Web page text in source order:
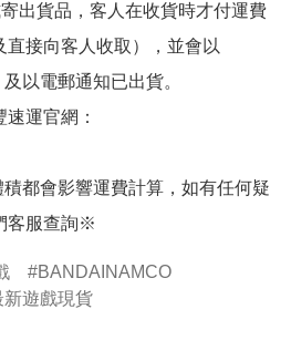
出貨品，客人在收貨時才付運費
直接向客人收取），並會以
以電郵通知已出貨。
運官網：
都會影響運費計算，如有任何疑
客服查詢※
BANDAINAMCO
新遊戲現貨